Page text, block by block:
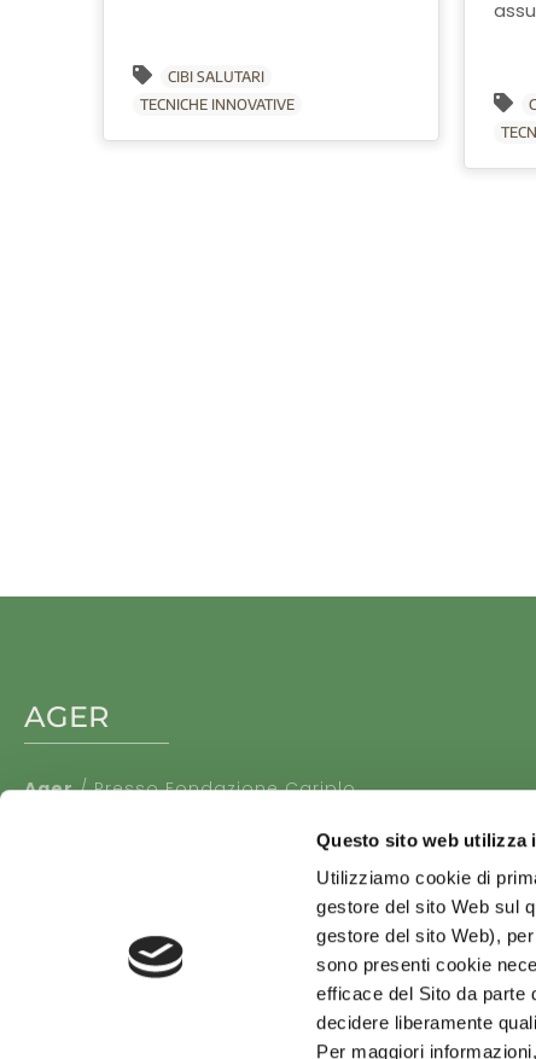
Questo sito web utilizza
Utilizziamo cookie di
gestore del sito Web sul
gestore del sito Web),
sono presenti cookie
efficace del Sito da parte
decidere liberamente
Per maggiori
CIBI SALUTARI
TECNICHE INNOVATIVE
AGER
Ager/ Presso Fondazione Cariplo